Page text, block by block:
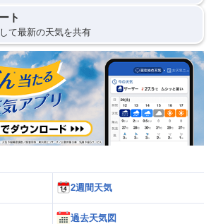
ト
て最新の天気を共有
2週間天気
過去天気図